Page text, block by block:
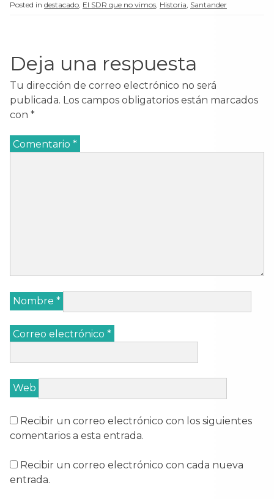
Posted in destacado, El SDR que no vimos, Historia, Santander
Deja una respuesta
Tu dirección de correo electrónico no será
publicada. Los campos obligatorios están marcados
con *
Comentario *
Nombre *
Correo electrónico *
Web
Recibir un correo electrónico con los siguientes
comentarios a esta entrada.
Recibir un correo electrónico con cada nueva
entrada.